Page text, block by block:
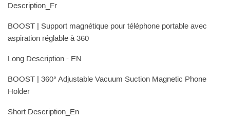
Description_Fr
BOOST | Support magnétique pour téléphone portable avec
aspiration réglable à 360
Long Description - EN
BOOST | 360° Adjustable Vacuum Suction Magnetic Phone
Holder
Short Description_En